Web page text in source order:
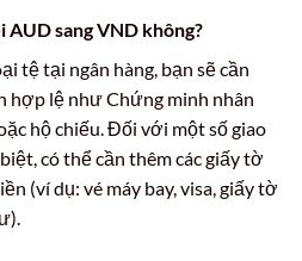
AUD sang VND không?
tệ tại ngân hàng, bạn sẽ cần
hợp lệ như Chứng minh nhân
hộ chiếu. Đối với một số giao
có thể cần thêm các giấy tờ
(ví dụ: vé máy bay, visa, giấy tờ